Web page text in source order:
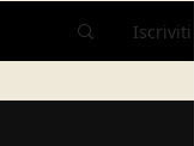
Iscriviti